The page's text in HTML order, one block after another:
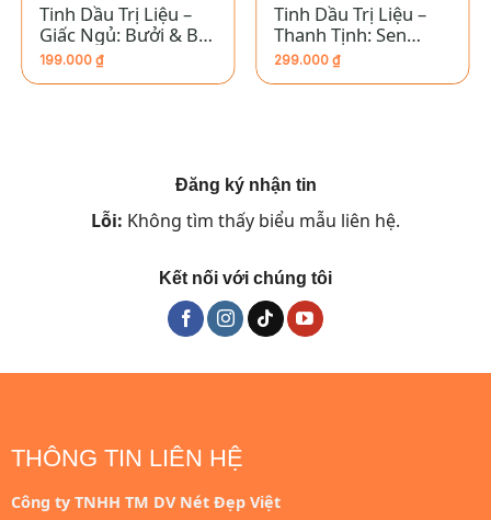
Tinh Dầu Trị Liệu –
Giấc Ngủ: Bưởi & Bạc
Hà
199.000 ₫
Tinh Dầu Trị Liệu –
Thanh Tịnh: Sen
Trắng
299.000 ₫
Đăng ký nhận tin
Lỗi: Không tìm thấy biểu mẫu liên hệ.
Kết nối với chúng tôi
THÔNG TIN LIÊN HỆ
Công ty TNHH TM DV Nét Đẹp Việt